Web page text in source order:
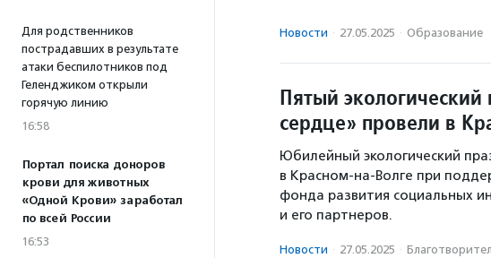
Для родственников
пострадавших в результате
атаки беспилотников под
Геленджиком открыли
горячую линию
16:58
Портал поиска доноров
крови для животных
«Одной Крови» заработал
по всей России
16:53
Новости · 27.05.2025 · Образование
Пятый экологический
сердце» провели в
Юбилейный экологический
в Красном-на-Волге при
фонда развития социальных
и его партнеров.
Новости · 27.05.2025 ·